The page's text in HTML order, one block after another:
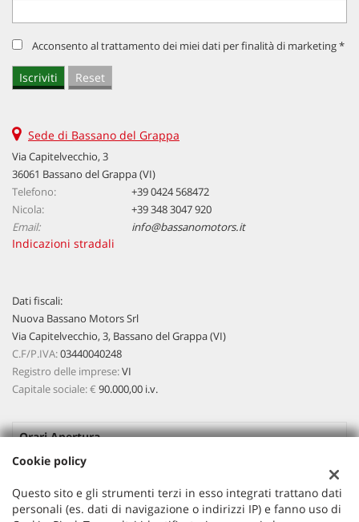
Acconsento al trattamento dei miei dati per finalità di marketing *
Sede di Bassano del Grappa
Via Capitelvecchio, 3
36061 Bassano del Grappa (VI)
Telefono:
+39 0424 568472
Nicola:
+39 348 3047 920
Email:
info@bassanomotors.it
Indicazioni stradali
Dati fiscali:
Nuova Bassano Motors Srl
Via Capitelvecchio, 3, Bassano del Grappa (VI)
C.F/P.IVA:03440040248
Registro delle imprese:VI
Capitale sociale: € 90.000,00 i.v.
Orari Apertura
Lun-Ven:
08:45 - 12:30 / 15:00 - 19:00
Sab
09:00 - 12:00 / Pomeriggio Su appuntamento
Cookie policy
Questo sito e gli strumenti terzi in esso integrati trattano dati
personali (es. dati di navigazione o indirizzi IP) e fanno uso di